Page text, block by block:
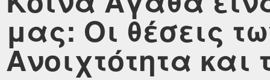
μας: Οι θέσεις
Ανοιχτότητα